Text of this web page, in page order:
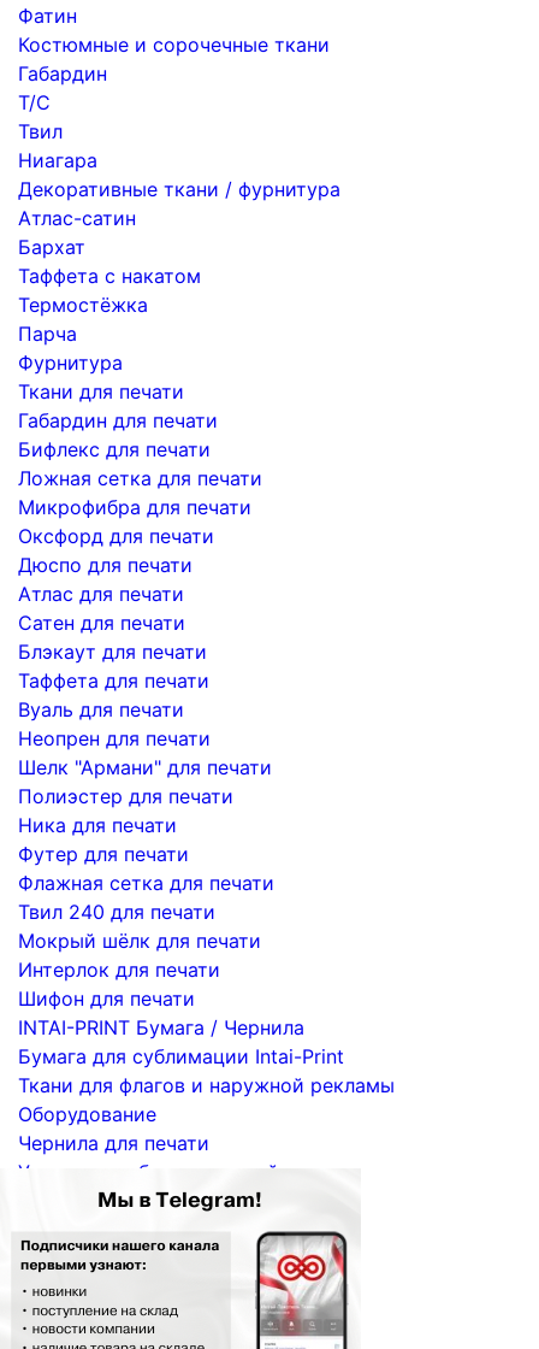
Фатин
Костюмные и сорочечные ткани
Габардин
Т/С
Твил
Ниагара
Декоративные ткани / фурнитура
Атлас-сатин
Бархат
Таффета с накатом
Термостёжка
Парча
Фурнитура
Ткани для печати
Габардин для печати
Бифлекс для печати
Ложная сетка для печати
Микрофибра для печати
Оксфорд для печати
Дюспо для печати
Атлас для печати
Сатен для печати
Блэкаут для печати
Таффета для печати
Вуаль для печати
Неопрен для печати
Шелк "Армани" для печати
Полиэстер для печати
Ника для печати
Футер для печати
Флажная сетка для печати
Твил 240 для печати
Мокрый шёлк для печати
Интерлок для печати
Шифон для печати
INTAI-PRINT Бумага / Чернила
Бумага для сублимации Intai-Print
Ткани для флагов и наружной рекламы
Оборудование
Чернила для печати
Услуги по сублимационной печати